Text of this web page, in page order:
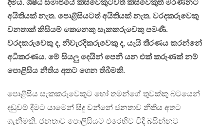
දීම්ය. ශිෂ්ඨ සමාජයේ කිසිවෙකුටවත් කිසිවෙකුත් මරණ්නට
අයිතියක් නැත. පොළීසියටත් අයිතියක් නැත. වරදකරුවෙකු
වනතාක් කිසියම් කෙනෙකු සැකකරුවෙකු පමණී.
වරදකරුවෙකු ද, නිවැරදිකරුවෙකු ද, යැයි තීරණය කරන්නේ
අධිකරණය. මේ සියලු දෙයින් පෙනී යන එක් කරුණක් නම්
පොළිසිය නීතිය අතට ගෙන තිබීමකි.
පොළිසීය සැකකරුවෙකුට හෝ තමන්ගේ තුවක්කු බටයෙන්
දඩුවම් දීමට යාමෙන් සිදු වන්නේ ජනතාව නීතිය අතට
ගැනීමකි. ජනතාව පොලීසියට එරෙහිව විදි බසින්නට